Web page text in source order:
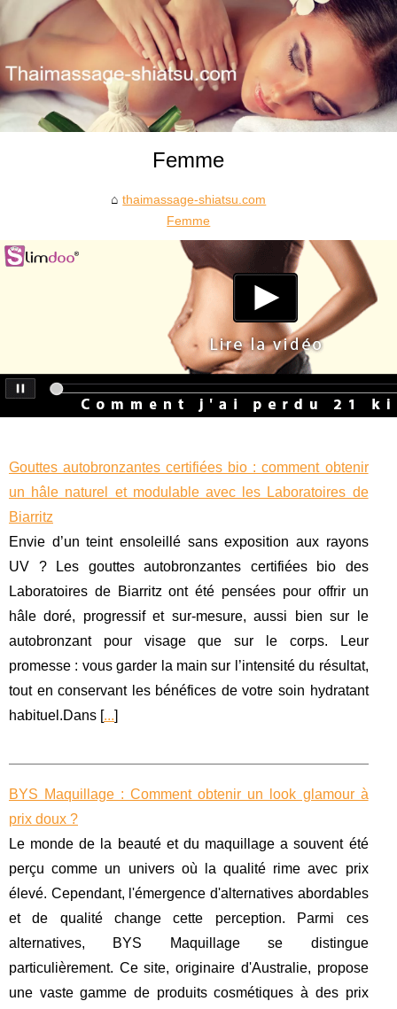
Femme
thaimassage-shiatsu.com
Femme
Gouttes autobronzantes certifiées bio : comment obtenir
un hâle naturel et modulable avec les Laboratoires de
Biarritz
Envie d’un teint ensoleillé sans exposition aux rayons
UV ? Les gouttes autobronzantes certifiées bio des
Laboratoires de Biarritz ont été pensées pour offrir un
hâle doré, progressif et sur-mesure, aussi bien sur le
autobronzant pour visage que sur le corps. Leur
promesse : vous garder la main sur l’intensité du résultat,
tout en conservant les bénéfices de votre soin hydratant
habituel.Dans [...]
BYS Maquillage : Comment obtenir un look glamour à
prix doux ?
Le monde de la beauté et du maquillage a souvent été
perçu comme un univers où la qualité rime avec prix
élevé. Cependant, l'émergence d'alternatives abordables
et de qualité change cette perception. Parmi ces
alternatives, BYS Maquillage se distingue
particulièrement. Ce site, originaire d'Australie, propose
une vaste gamme de produits cosmétiques à des prix